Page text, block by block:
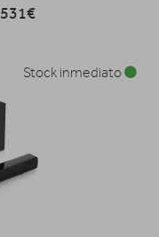
531€
Stock inmediato